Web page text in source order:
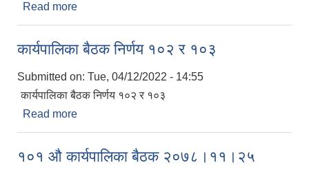
Read more
कार्यपालिका बैठक निर्णय १०२ र १०३
Submitted on: Tue, 04/12/2022 - 14:55
कार्यपालिका बैठक निर्णय १०२ र १०३
Read more
१०१ ‌औ कार्यपालिका बैठक २०७८।११।२५